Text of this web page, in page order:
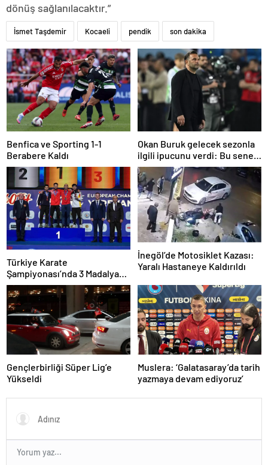
dönüş sağlanılacaktır.”
İsmet Taşdemir Kocaeli pendik son dakika
Benfica ve Sporting 1-1
Berabere Kaldı
Okan Buruk gelecek sezonla
ilgili ipucunu verdi: Bu sene
3, seneye de 4
Türkiye Karate
Şampiyonası’nda 3 Madalya
Kazandı
İnegöl’de Motosiklet Kazası:
Yaralı Hastaneye Kaldırıldı
Gençlerbirliği Süper Lig’e
Yükseldi
Muslera: ‘Galatasaray’da tarih
yazmaya devam ediyoruz’